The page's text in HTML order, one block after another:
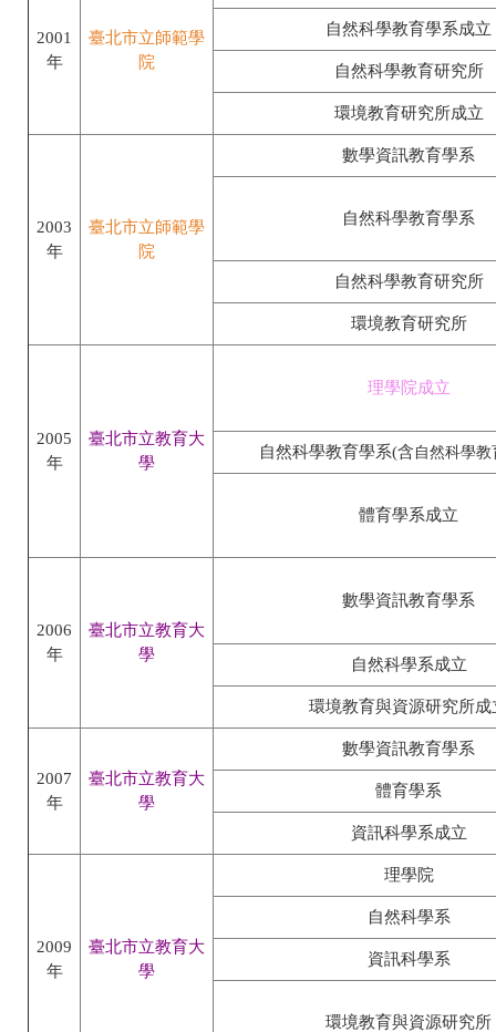
2001
年
臺北市立師範學
院
自然科學教育學系成立
自然科學教育研究所
環境教育研究所成立
2003
年
臺北市立師範學
院
數學資訊教育學系
自然科學教育學系
自然科學教育研究所
環境教育研究所
2005
年
臺北市立教育大
學
理學院成立
自然科學教育學系(含自然科學
體育學系成立
2006
年
臺北市立教育大
學
數學資訊教育學系
自然科學系成立
環境教育與資源研究所成
2007
年
臺北市立教育大
學
數學資訊教育學系
體育學系
資訊科學系成立
2009
年
臺北市立教育大
學
理學院
自然科學系
資訊科學系
環境教育與資源研究所